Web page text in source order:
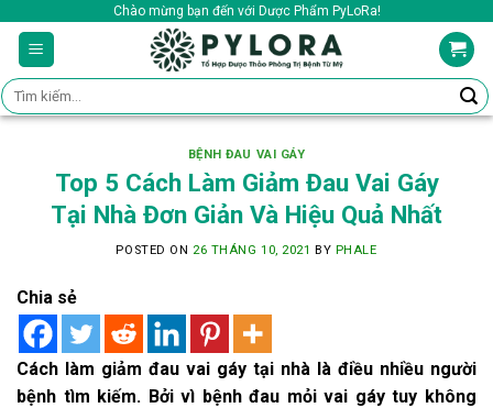
content
Chào mừng bạn đến với Dược Phẩm PyLoRa!
Tìm
kiếm:
BỆNH ĐAU VAI GÁY
Top 5 Cách Làm Giảm Đau Vai Gáy
Tại Nhà Đơn Giản Và Hiệu Quả Nhất
POSTED ON 26 THÁNG 10, 2021 BY PHALE
Chia sẻ
Cách làm giảm đau vai gáy tại nhà là điều nhiều người
bệnh tìm kiếm. Bởi vì bệnh đau mỏi vai gáy tuy không